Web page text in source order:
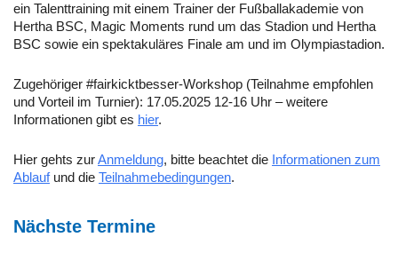
ein Talenttraining mit einem Trainer der Fußballakademie von
Hertha BSC, Magic Moments rund um das Stadion und Hertha
BSC sowie ein spektakuläres Finale am und im Olympiastadion.
Zugehöriger #fairkicktbesser-Workshop (Teilnahme empfohlen
und Vorteil im Turnier): 17.05.2025 12-16 Uhr – weitere
Informationen gibt es hier.
Hier gehts zurAnmeldung, bitte beachtet die Informationen zum
Ablaufund die Teilnahmebedingungen.
Nächste Termine